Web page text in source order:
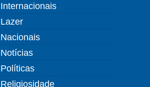
Internacionais
Lazer
Nacionais
Notícias
Políticas
Religiosidade